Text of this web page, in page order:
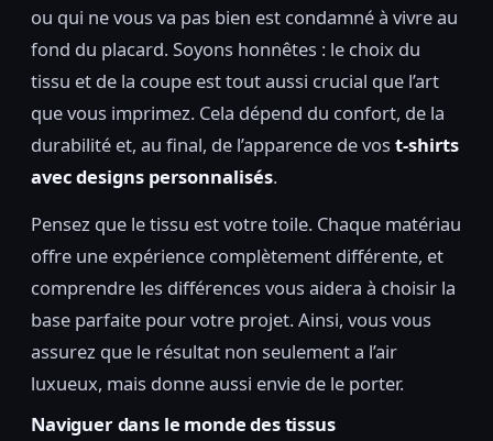
ou qui ne vous va pas bien est condamné à vivre au
fond du placard. Soyons honnêtes : le choix du
tissu et de la coupe est tout aussi crucial que l’art
que vous imprimez. Cela dépend du confort, de la
durabilité et, au final, de l’apparence de vos t-shirts
avec designs personnalisés.
Pensez que le tissu est votre toile. Chaque matériau
offre une expérience complètement différente, et
comprendre les différences vous aidera à choisir la
base parfaite pour votre projet. Ainsi, vous vous
assurez que le résultat non seulement a l’air
luxueux, mais donne aussi envie de le porter.
Naviguer dans le monde des tissus